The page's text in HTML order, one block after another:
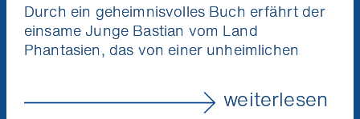
Durch ein geheimnisvolles Buch erfährt der
einsame Junge Bastian vom Land
Phantasien, das von einer unheimlichen
macht sich der junge Held Atréju auf die
Reise, um die kindliche Kaiserin undweiterlesen